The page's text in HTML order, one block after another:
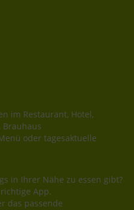
im Restaurant, Hotel,
Brauhaus
oder tagesaktuelle
in Ihrer Nähe zu essen gibt?
App.
das passende